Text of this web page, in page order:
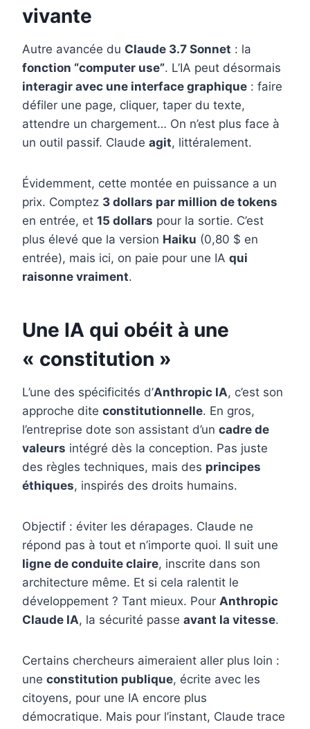
vivante
Autre avancée du Claude 3.7 Sonnet : la
fonction “computer use”. L’IA peut désormais
interagir avec une interface graphique : faire
défiler une page, cliquer, taper du texte,
attendre un chargement… On n’est plus face à
un outil passif. Claude agit, littéralement.
Évidemment, cette montée en puissance a un
prix. Comptez 3 dollars par million de tokens
en entrée, et 15 dollars pour la sortie. C’est
plus élevé que la version Haiku (0,80 $ en
entrée), mais ici, on paie pour une IA qui
raisonne vraiment.
Une IA qui obéit à une
« constitution »
L’une des spécificités d’Anthropic IA, c’est son
approche dite constitutionnelle. En gros,
l’entreprise dote son assistant d’un cadre de
valeurs intégré dès la conception. Pas juste
des règles techniques, mais des principes
éthiques, inspirés des droits humains.
Objectif : éviter les dérapages. Claude ne
répond pas à tout et n’importe quoi. Il suit une
ligne de conduite claire, inscrite dans son
architecture même. Et si cela ralentit le
développement ? Tant mieux. Pour Anthropic
Claude IA, la sécurité passe avant la vitesse.
Certains chercheurs aimeraient aller plus loin :
une constitution publique, écrite avec les
citoyens, pour une IA encore plus
démocratique. Mais pour l’instant, Claude trace